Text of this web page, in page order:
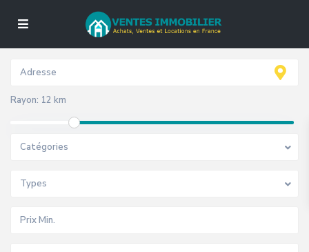
Rayon: 12 km
Catégories
Types